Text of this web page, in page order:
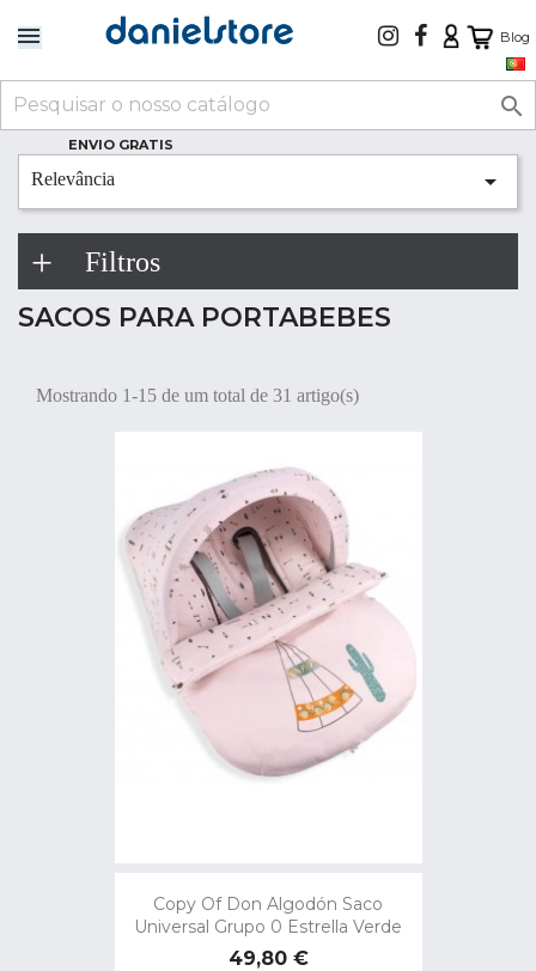
Blog

ENVIO GRATIS
Relevância 
Filtros
SACOS PARA PORTABEBES
Mostrando 1-15 de um total de 31 artigo(s)
Copy Of Don Algodón Saco
Universal Grupo 0 Estrella Verde
Preço
49,80 €